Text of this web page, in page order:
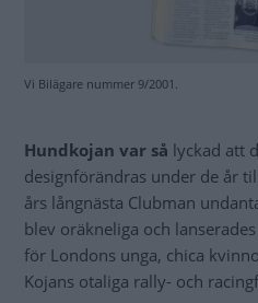
Vi Bilägare nummer 9/2001.
Hundkojan var så lyckad att
designförändras under de år
års långnästa Clubman
blev oräkneliga och
för Londons unga, chica
Kojans otaliga rally- och